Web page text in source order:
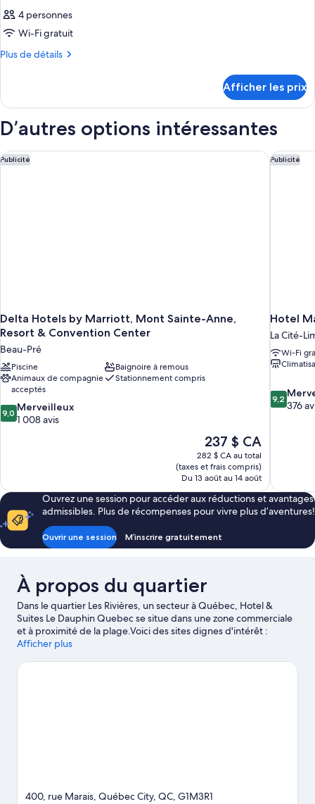
4 personnes
Wi-Fi gratuit
Plus de détails
Plus
Chambre
Afficher les prix
D’autres options intéressantes
Publicité
Delta Hotels by Marriott, Mont Sainte-Anne,
Resort & Convention Center
Beau-Pré
Piscine
Baignoire à remous
Animaux de compagnie
acceptés
Stationnement compris
9.0
sur
9,0 Merveilleux
1 008 avis
Le
prix
est
de
237 $ CA
237 $ CA
282 $ CA au total
(taxes et frais compris)
Du 13 août au 14 août
Delta Hotels by Marriott, Mont Sainte-Anne, Resort &Publicité
Hotel
La Cité-
Wi-Fi
9.2
sur
9,2
376
Hotel
Ouvrez une session pour accéder aux réductions et avantages
admissibles. Plus de récompenses pour vivre plus d’aventures!
Ouvrir une session M’inscrire gratuitement
À propos du quartier
Dans le quartier Les Rivières, un secteur à Québec, Hotel &
Suites Le Dauphin Quebec se situe dans une zone commerciale
et à proximité de la plage.Voici des sites dignes d'intérêt :
Citadelle de Québec et Place Royale, et parmi les attractions
Village Vacances Valcartier. Centre commercial Les Galeries de la
Afficher plus
400, rue Marais, Québec City, QC, G1M3R1